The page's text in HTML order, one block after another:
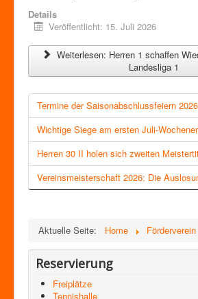
Details
Veröffentlicht: 15. Juli 2026
Weiterlesen: Herren 1 schaffen
Landesliga 1
Termine der Saisonabschlussfeiern 2026
Wichtige Siege am ersten Juli-
Herren 30 II holen sich zweiten
Vereinsmeisterschaft 2026: Die
Aktuelle Seite: Home Förderverein
Reservierung
Freiplätze
Tennishalle